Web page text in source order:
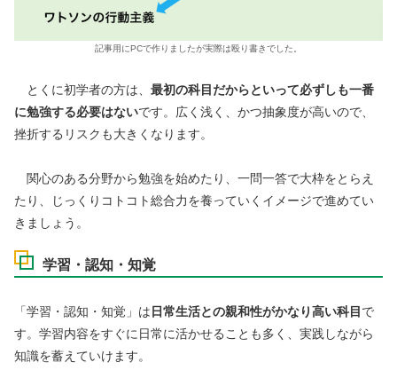
記事用にPCで作りましたが実際は殴り書きでした。
とくに初学者の方は、 最初の科目だからといって必ずしも一番
に勉強する必要はないです。広く浅く、かつ抽象度が高いので、
挫折するリスクも大きくなります。
関心のある分野から勉強を始めたり、一問一答で大枠をとらえ
たり、じっくりコトコト総合力を養っていくイメージで進めてい
きましょう。
学習・認知・知覚
「学習・認知・知覚」は 日常生活との親和性がかなり高い科目 で
す。学習内容をすぐに日常に活かせることも多く、実践しながら
知識を蓄えていけます。